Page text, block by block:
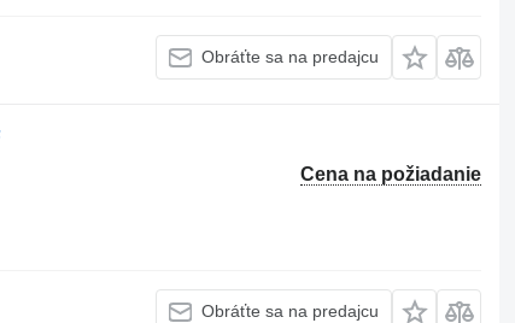
Obráťte sa na predajcu
Cena na požiadanie
Obráťte sa na predajcu